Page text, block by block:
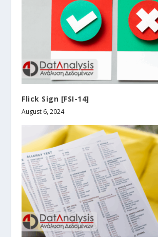
Flick Sign [FSI-14]
August 6, 2024